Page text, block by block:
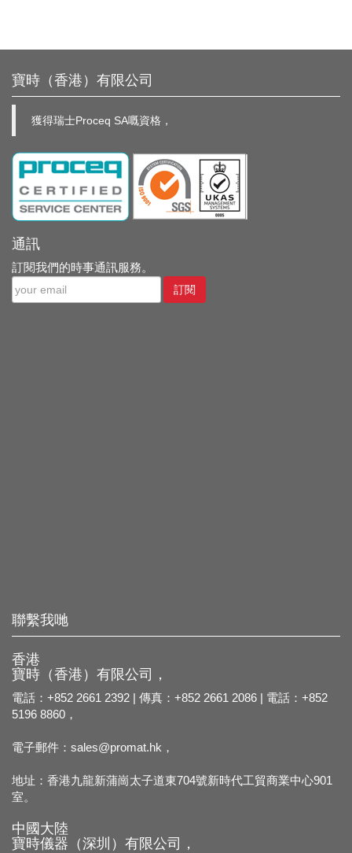
寶時（香港）有限公司
獲得瑞士Proceq SA嘅資格，
通訊
訂閱我們的時事通訊服務。
訂閱
聯繫我哋
香港
寶時（香港）有限公司，
電話：+852 2661 2392 | 傳真：+852 2661 2086 | 電話：+852
5196 8860，
電子郵件： sales@promat.hk，
地址：香港九龍新蒲崗太子道東704號新時代工貿商業中心901
室。
中國大陸
寶時儀器（深圳）有限公司，